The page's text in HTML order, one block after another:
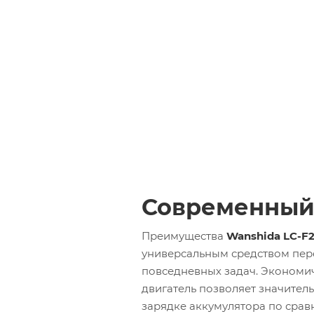
Современный
Преимущества Wanshida LC-
универсальным средством
повседневных задач.
двигатель позволяет
зарядке аккумулятора по